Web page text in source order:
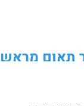
תאום מראש